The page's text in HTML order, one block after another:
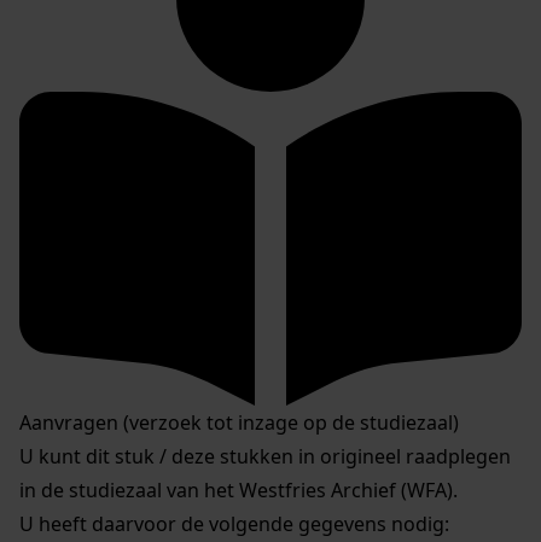
Aanvragen (verzoek tot inzage op de studiezaal)
U kunt dit stuk / deze stukken in origineel raadplegen
in de studiezaal van het Westfries Archief (WFA).
U heeft daarvoor de volgende gegevens nodig: